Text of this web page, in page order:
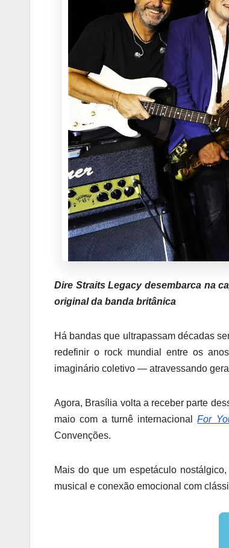
Dire Straits Legacy desembarca na
original da banda britânica
Há bandas que ultrapassam décadas
redefinir o rock mundial entre os
imaginário coletivo — atravessando
Agora, Brasília volta a receber parte
maio com a turnê internacionalFor
Convenções.
Mais do que um espetáculo
musical e conexão emocional com